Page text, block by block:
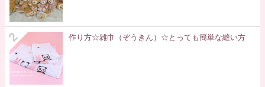
作り方☆雑巾（ぞうきん）☆とっても簡単な縫い方